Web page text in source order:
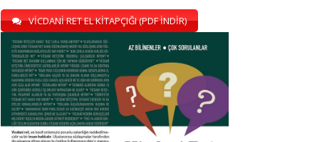
VİCDANİ RET EL KİTAPÇIĞI (PDF İNDİR)